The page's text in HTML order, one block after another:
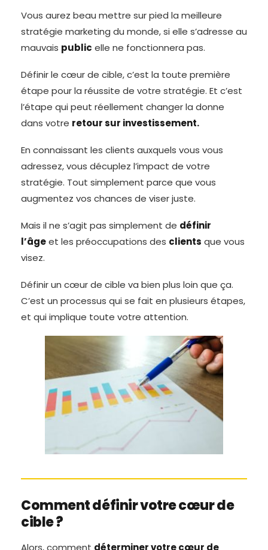
Vous aurez beau mettre sur pied la meilleure
stratégie marketing du monde, si elle s’adresse au
mauvais public elle ne fonctionnera pas.
Définir le cœur de cible, c’est la toute première
étape pour la réussite de votre stratégie. Et c’est
l’étape qui peut réellement changer la donne
dans votre retour sur investissement.
En connaissant les clients auxquels vous vous
adressez, vous décuplez l’impact de votre
stratégie. Tout simplement parce que vous
augmentez vos chances de viser juste.
Mais il ne s’agit pas simplement de définir
l’âgeet les préoccupations des clients que vous
visez.
Définir un cœur de cible va bien plus loin que ça.
C’est un processus qui se fait en plusieurs étapes,
et qui implique toute votre attention.
Comment définir votre cœur de
cible ?
Alors, comment déterminer votre cœur de